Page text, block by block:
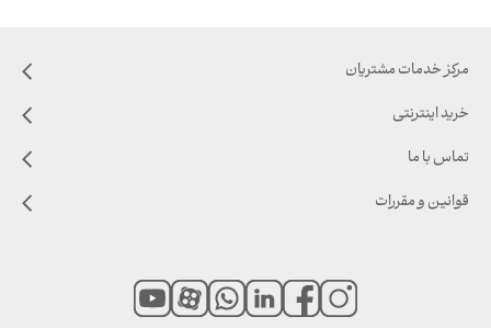
مرکز خدمات مشتریان
خرید اینترنتی
تماس با ما
قوانین و مقررات